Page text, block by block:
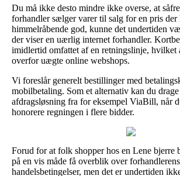
Du må ikke desto mindre ikke overse, at
forhandler sælger varer til salg for en pris der
himmelråbende god, kunne det undertiden
der viser en uærlig internet forhandler.
imidlertid omfattet af en retningslinje, hvilket
overfor uægte online webshops.
Vi foreslår generelt bestillinger med
mobilbetaling. Som et alternativ kan du
afdragsløsning fra for eksempel ViaBill, når
honorere regningen i flere bidder.
Forud for at folk shopper hos en Lene bjerre
på en vis måde få overblik over forhandlerens
handelsbetingelser, men det er undertiden